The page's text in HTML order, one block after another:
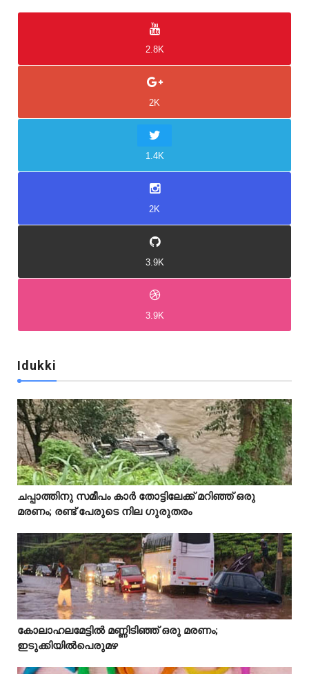
2.8K
2K
1.4K
2K
3.9K
3.9K
Idukki
  
ചപ്പാത്തിനു സമീപം കാർ തോട്ടിലേക്ക് മറിഞ്ഞ് ഒരു
മരണം; രണ്ട് പേരുടെ നില ഗുരുതരം
  
Idukki
കോലാഹലമേട്ടിൽ മണ്ണിടിഞ്ഞ് ഒരു മരണം;
ഇടുക്കിയിൽപെരുമഴ
Idukki